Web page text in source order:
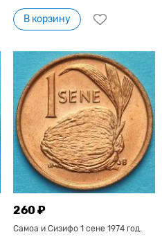
В корзину
260 ₽
Самоа и Сизифо 1 сене 1974 год.